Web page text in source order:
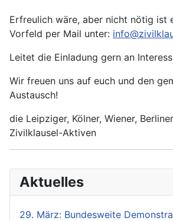
Erfreulich wäre, aber nicht nötig ist
Vorfeld per Mail unter:
Leitet die Einladung gern an
Wir freuen uns auf euch und den
Austausch!
die Leipziger, Kölner, Wiener,
Zivilklausel-Aktiven
Aktuelles
29. März: Bundesweite